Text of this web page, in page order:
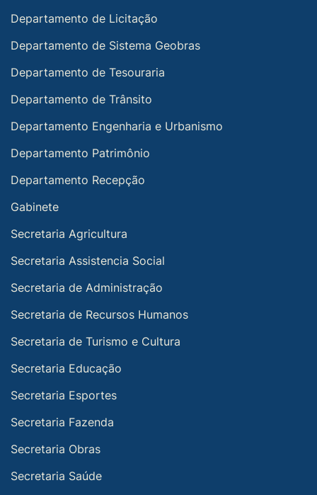
Departamento de Licitação
Departamento de Sistema Geobras
Departamento de Tesouraria
Departamento de Trânsito
Departamento Engenharia e Urbanismo
Departamento Patrimônio
Departamento Recepção
Gabinete
Secretaria Agricultura
Secretaria Assistencia Social
Secretaria de Administração
Secretaria de Recursos Humanos
Secretaria de Turismo e Cultura
Secretaria Educação
Secretaria Esportes
Secretaria Fazenda
Secretaria Obras
Secretaria Saúde